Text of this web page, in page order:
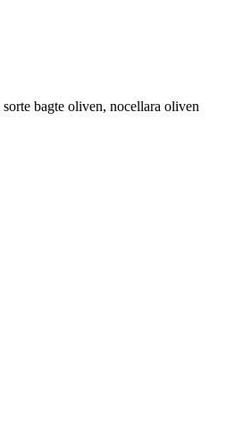
bagte oliven, nocellara oliven